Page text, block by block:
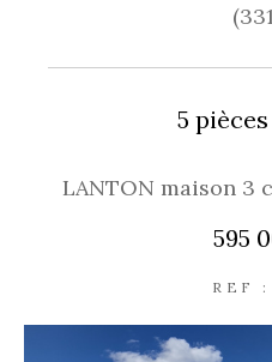
5 pièces
LANTON maison 3
595
REF :